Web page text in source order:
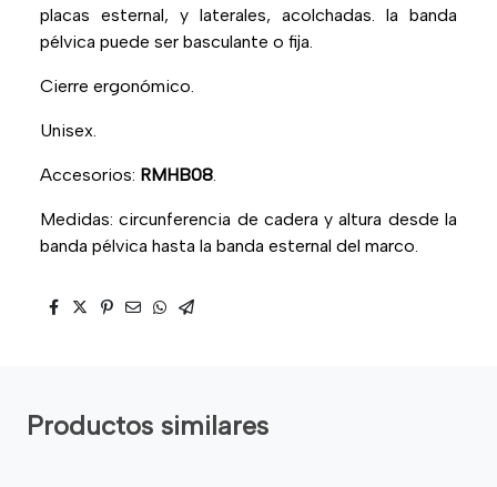
placas esternal, y laterales, acolchadas. la banda
pélvica puede ser basculante o fija.
Cierre ergonómico.
Unisex.
Accesorios: RMHB08.
Medidas: circunferencia de cadera y altura desde la
banda pélvica hasta la banda esternal del marco.
Productos similares